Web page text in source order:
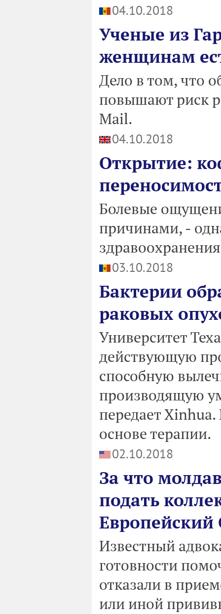
04.10.2018
Ученые из
женщинам
Дело в том, что
повышают риск
Mail.
04.10.2018
Открытие:
Болевые
причинами, -
03.10.2018
Бактерии
раковых
Университет
действующую
способную
производящую
передает
основе терапии.
02.10.2018
За что
подать
Европейский
Известный
готовности
отказали в
или иной